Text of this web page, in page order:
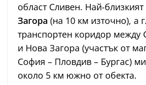
област Сливен. Най-близкият
Загора (на 10 км източно), а
транспортен коридор между
и Нова Загора (участък от
София – Пловдив – Бургас)
около 5 км южно от обекта.